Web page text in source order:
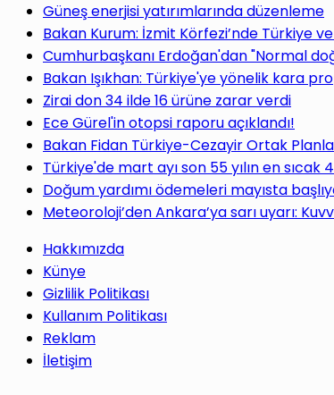
Güneş enerjisi yatırımlarında düzenleme
Bakan Kurum: İzmit Körfezi’nde Türkiye
Cumhurbaşkanı Erdoğan'dan "Normal
Bakan Işıkhan: Türkiye'ye yönelik kara
Zirai don 34 ilde 16 ürüne zarar verdi
Ece Gürel'in otopsi raporu açıklandı!
Bakan Fidan Türkiye-Cezayir Ortak
Türkiye'de mart ayı son 55 yılın en sıcak
Doğum yardımı ödemeleri mayısta
Meteoroloji’den Ankara’ya sarı uyarı:
Hakkımızda
Künye
Gizlilik Politikası
Kullanım Politikası
Reklam
İletişim